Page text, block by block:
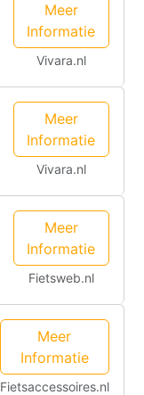
Meer
Informatie
Vivara.nl
Meer
Informatie
Vivara.nl
Meer
Informatie
Fietsweb.nl
Meer
Informatie
Fietsaccessoires.nl